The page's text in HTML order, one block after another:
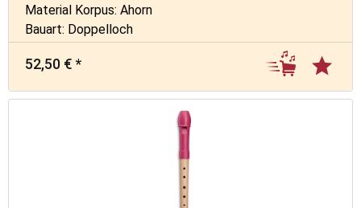
Material Korpus: Ahorn
Bauart: Doppelloch
52,50 € *